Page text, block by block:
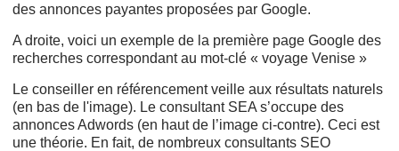
des annonces payantes proposées par Google.
A droite, voici un exemple de la première page Google des
recherches correspondant au mot-clé « voyage Venise »
Le conseiller en référencement veille aux résultats naturels
(en bas de l'image). Le consultant SEA s’occupe des
annonces Adwords (en haut de l’image ci-contre). Ceci est
une théorie. En fait, de nombreux consultants SEO